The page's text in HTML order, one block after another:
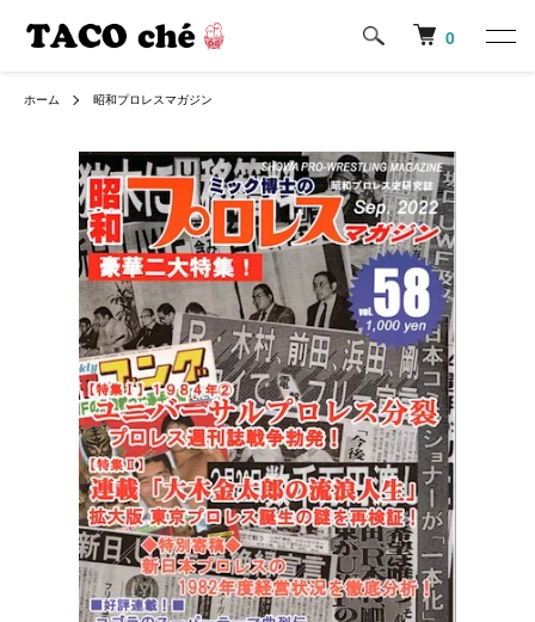
0
ホーム 昭和プロレスマガジン